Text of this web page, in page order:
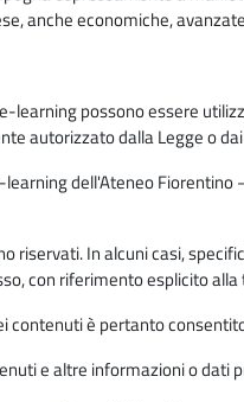
anche economiche,
possono essere
autorizzato dalla Legge o
dell'Ateneo
riservati. In alcuni casi,
con riferimento esplicito
contenuti è pertanto
e altre informazioni o